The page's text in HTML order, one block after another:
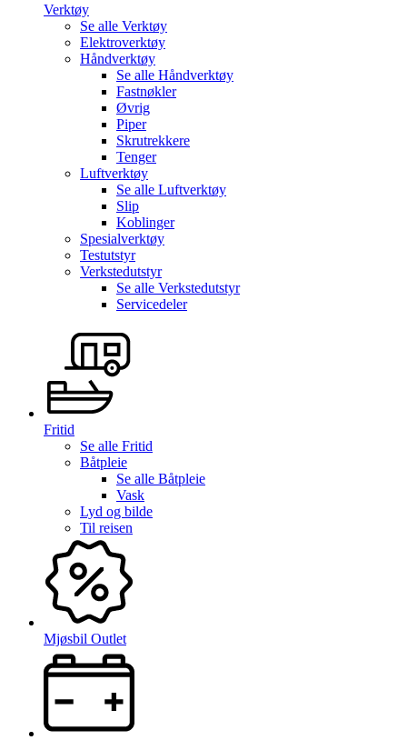
Verktøy
Se alle Verktøy
Elektroverktøy
Håndverktøy
Se alle Håndverktøy
Fastnøkler
Øvrig
Piper
Skrutrekkere
Tenger
Luftverktøy
Se alle Luftverktøy
Slip
Koblinger
Spesialverktøy
Testutstyr
Verkstedutstyr
Se alle Verkstedutstyr
Servicedeler
Fritid
Se alle Fritid
Båtpleie
Se alle Båtpleie
Vask
Lyd og bilde
Til reisen
Mjøsbil Outlet